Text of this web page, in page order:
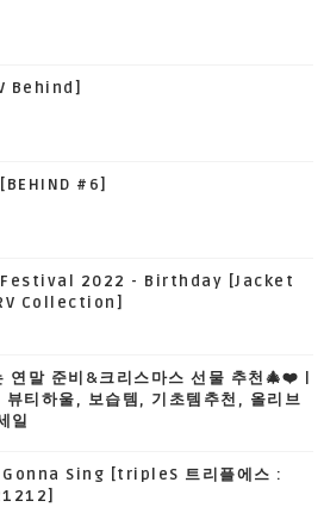
Behind]
#6]
Festival 2022 - Birthday [Jacket
Collection]
연말 준비&크리스마스 선물 추천🎄❤️ |
티하울, 보습템, 기초템추천, 올리브
일
Gonna Sing [tripleS 트리플에스 :